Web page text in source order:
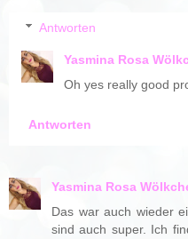
Antworten
Yasmina Rosa
Oh yes really good
Antworten
Yasmina Rosa
Das war auch wieder
sind auch super. Ich